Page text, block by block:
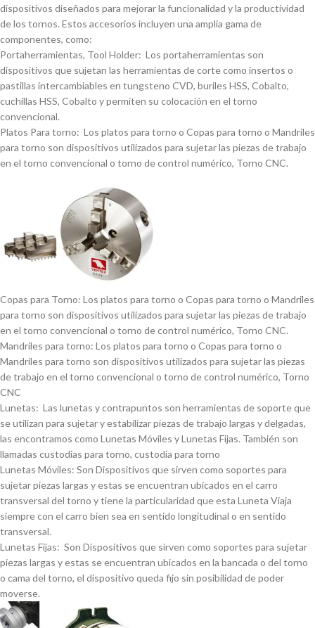
dispositivos diseñados para mejorar la funcionalidad y la productividad
de los tornos. Estos accesorios incluyen una amplia gama de
componentes, como:
Portaherramientas, Tool Holder: Los portaherramientas son
dispositivos que sujetan las herramientas de corte como insertos o
pastillas intercambiables en tungsteno CVD, buriles HSS, Cobalto,
cuchillas HSS, Cobalto y permiten su colocación en el torno
convencional.
Platos Para torno: Los platos para torno o Copas para torno o Mandriles
para torno son dispositivos utilizados para sujetar las piezas de trabajo
en el torno convencional o torno de control numérico, Torno CNC.
Copas para Torno: Los platos para torno o Copas para torno o Mandriles
para torno son dispositivos utilizados para sujetar las piezas de trabajo
en el torno convencional o torno de control numérico, Torno CNC.
Mandriles para torno: Los platos para torno o Copas para torno o
Mandriles para torno son dispositivos utilizados para sujetar las piezas
de trabajo en el torno convencional o torno de control numérico, Torno
CNC
Lunetas: Las lunetas y contrapuntos son herramientas de soporte que
se utilizan para sujetar y estabilizar piezas de trabajo largas y delgadas,
las encontramos como Lunetas Móviles y Lunetas Fijas. También son
llamadas custodias para torno, custodia para torno
Lunetas Móviles: Son Dispositivos que sirven como soportes para
sujetar piezas largas y estas se encuentran ubicados en el carro
transversal del torno y tiene la particularidad que esta Luneta Viaja
siempre con el carro bien sea en sentido longitudinal o en sentido
transversal.
Lunetas Fijas: Son Dispositivos que sirven como soportes para sujetar
piezas largas y estas se encuentran ubicados en la bancada o del torno
o cama del torno, el dispositivo queda fijo sin posibilidad de poder
moverse.